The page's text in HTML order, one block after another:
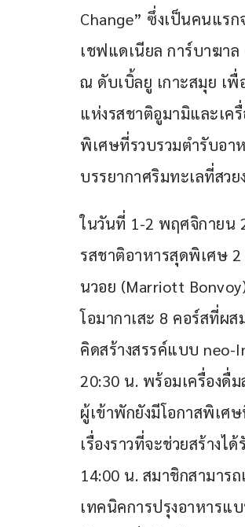
Change” ซึ่งเป็นคนแร
เชฟแดเนียล การ์บาฆา
ณ ดับเบิ้ลยู เกาะสมุย เ
แห่งรสชาติอูมามิและเค
พิเศษที่รวบรวมตำรับอา
บรรยากาศริมทะเลที่สวย
ในวันที่ 1-2 พฤศจิกายน
รสชาติอาหารสุดพิเศษ
นวอย (Marriott
โอมากาเสะ 8 คอร์สที่ผ
คิดสร้างสรรค์แบบ neo-
20:30 น. พร้อมเครื่องดื่
ผู้เข้าพักยังมีโอกาสพิเศ
เรื่องราวที่จะช่วยสร้าง
14:00 น. สมาชิกสามาร
เทคนิคการปรุงอาหารแ